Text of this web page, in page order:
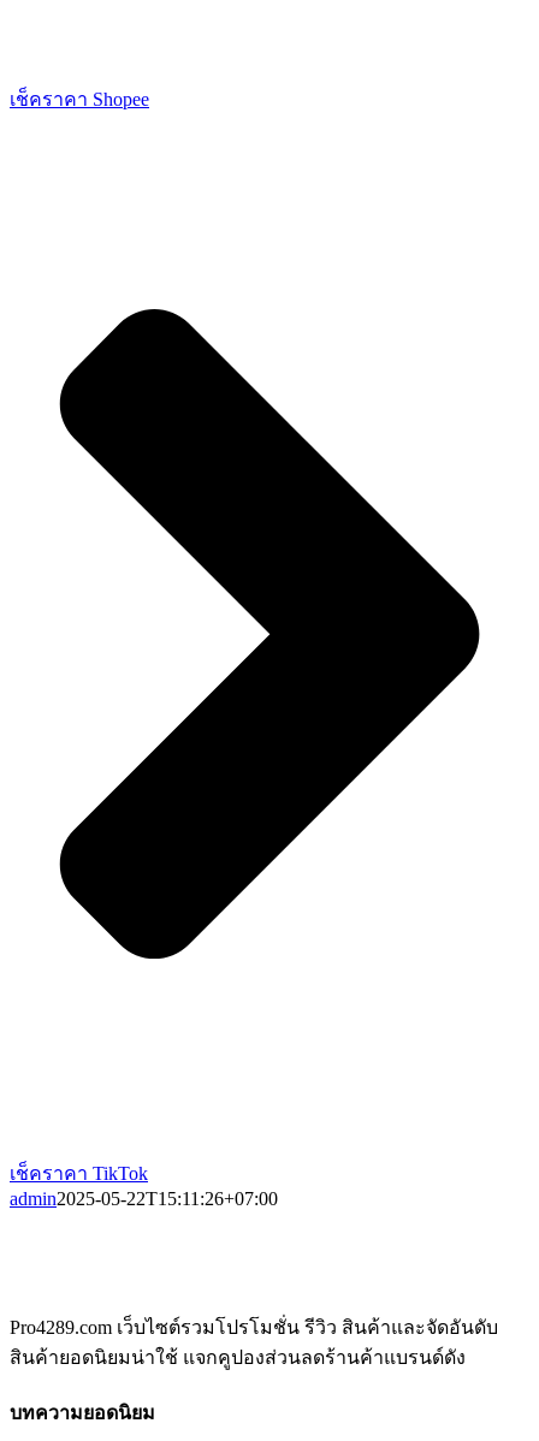
เช็คราคา Shopee
เช็คราคา TikTok
admin2025-05-22T15:11:26+07:00
Pro4289.com เว็บไซต์รวมโปรโมชั่น รีวิว สินค้าและจัดอันดับ
สินค้ายอดนิยมน่าใช้ แจกคูปองส่วนลดร้านค้าแบรนด์ดัง
บทความยอดนิยม